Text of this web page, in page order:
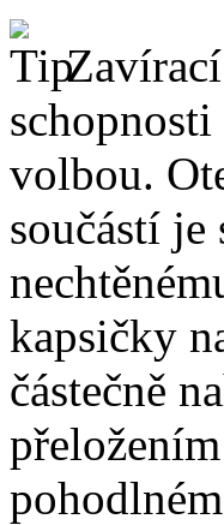
Zavírací
volbou.
součástí
kapsičky
částečně